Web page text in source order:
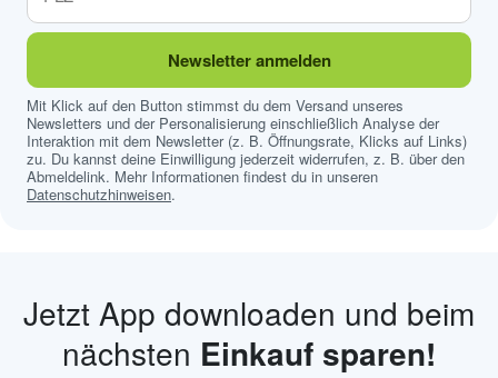
Newsletter anmelden
Mit Klick auf den Button stimmst du dem Versand unseres
Newsletters und der Personalisierung einschließlich Analyse der
Interaktion mit dem Newsletter (z. B. Öffnungsrate, Klicks auf Links)
zu. Du kannst deine Einwilligung jederzeit widerrufen, z. B. über den
Abmeldelink. Mehr Informationen findest du in unseren
Datenschutzhinweisen.
Jetzt App downloaden und beim
nächsten Einkauf sparen!